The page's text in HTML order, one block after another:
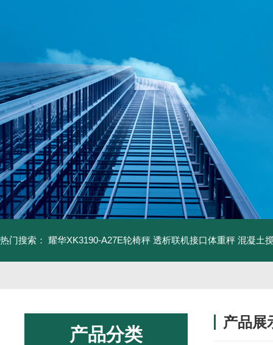
热门搜索： 耀华XK3190-A27E轮椅秤 透析联机接口体重秤 混凝土
产品分类
产品展